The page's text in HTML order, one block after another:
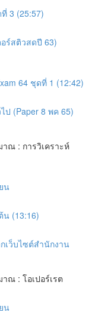
3 (25:57)
ร์สติวสดปี 63)
64 ชุดที่ 1 (12:42)
(Paper 8 พค 65)
าณ : การวิเคราะห์
น
น (13:16)
เว็บไซต์สำนักงาน
ณ : โอเปอร์เรต
น